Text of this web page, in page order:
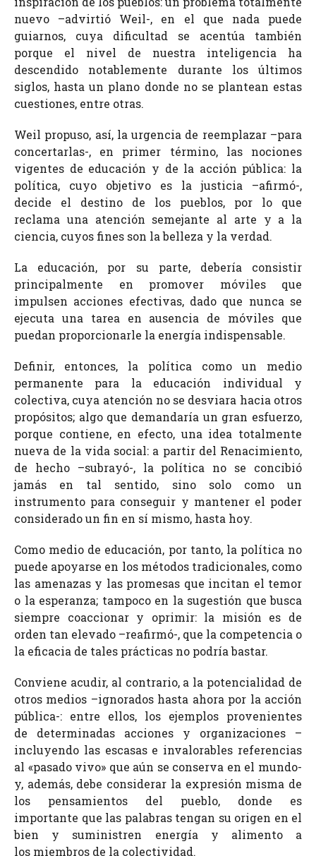
nuevo –advirtió Weil-, en el que nada puede
guiarnos, cuya dificultad se acentúa también
porque el nivel de nuestra inteligencia ha
descendido notablemente durante los últimos
siglos, hasta un plano donde no se plantean estas
cuestiones, entre otras.
Weil propuso, así, la urgencia de reemplazar –para
concertarlas-, en primer término, las nociones
vigentes de educación y de la acción pública: la
política, cuyo objetivo es la justicia –afirmó-,
decide el destino de los pueblos, por lo que
reclama una atención semejante al arte y a la
ciencia, cuyos fines son la belleza y la verdad.
La educación, por su parte, debería consistir
principalmente en promover móviles que
impulsen acciones efectivas, dado que nunca se
ejecuta una tarea en ausencia de móviles que
puedan proporcionarle la energía indispensable.
Definir, entonces, la política como un medio
permanente para la educación individual y
colectiva, cuya atención no se desviara hacia otros
propósitos; algo que demandaría un gran esfuerzo,
porque contiene, en efecto, una idea totalmente
nueva de la vida social: a partir del Renacimiento,
de hecho –subrayó-, la política no se concibió
jamás en tal sentido, sino solo como un
instrumento para conseguir y mantener el poder
considerado un fin en sí mismo, hasta hoy.
Como medio de educación, por tanto, la política no
puede apoyarse en los métodos tradicionales, como
las amenazas y las promesas que incitan el temor
o la esperanza; tampoco en la sugestión que busca
siempre coaccionar y oprimir: la misión es de
orden tan elevado –reafirmó-, que la competencia o
la eficacia de tales prácticas no podría bastar.
Conviene acudir, al contrario, a la potencialidad de
otros medios –ignorados hasta ahora por la acción
pública-: entre ellos, los ejemplos provenientes
de determinadas acciones y organizaciones –
incluyendo las escasas e invalorables referencias
al «pasado vivo» que aún se conserva en el mundo-
y, además, debe considerar la expresión misma de
los pensamientos del pueblo, donde es
importante que las palabras tengan su origen en el
bien y suministren energía y alimento a
los miembros de la colectividad.